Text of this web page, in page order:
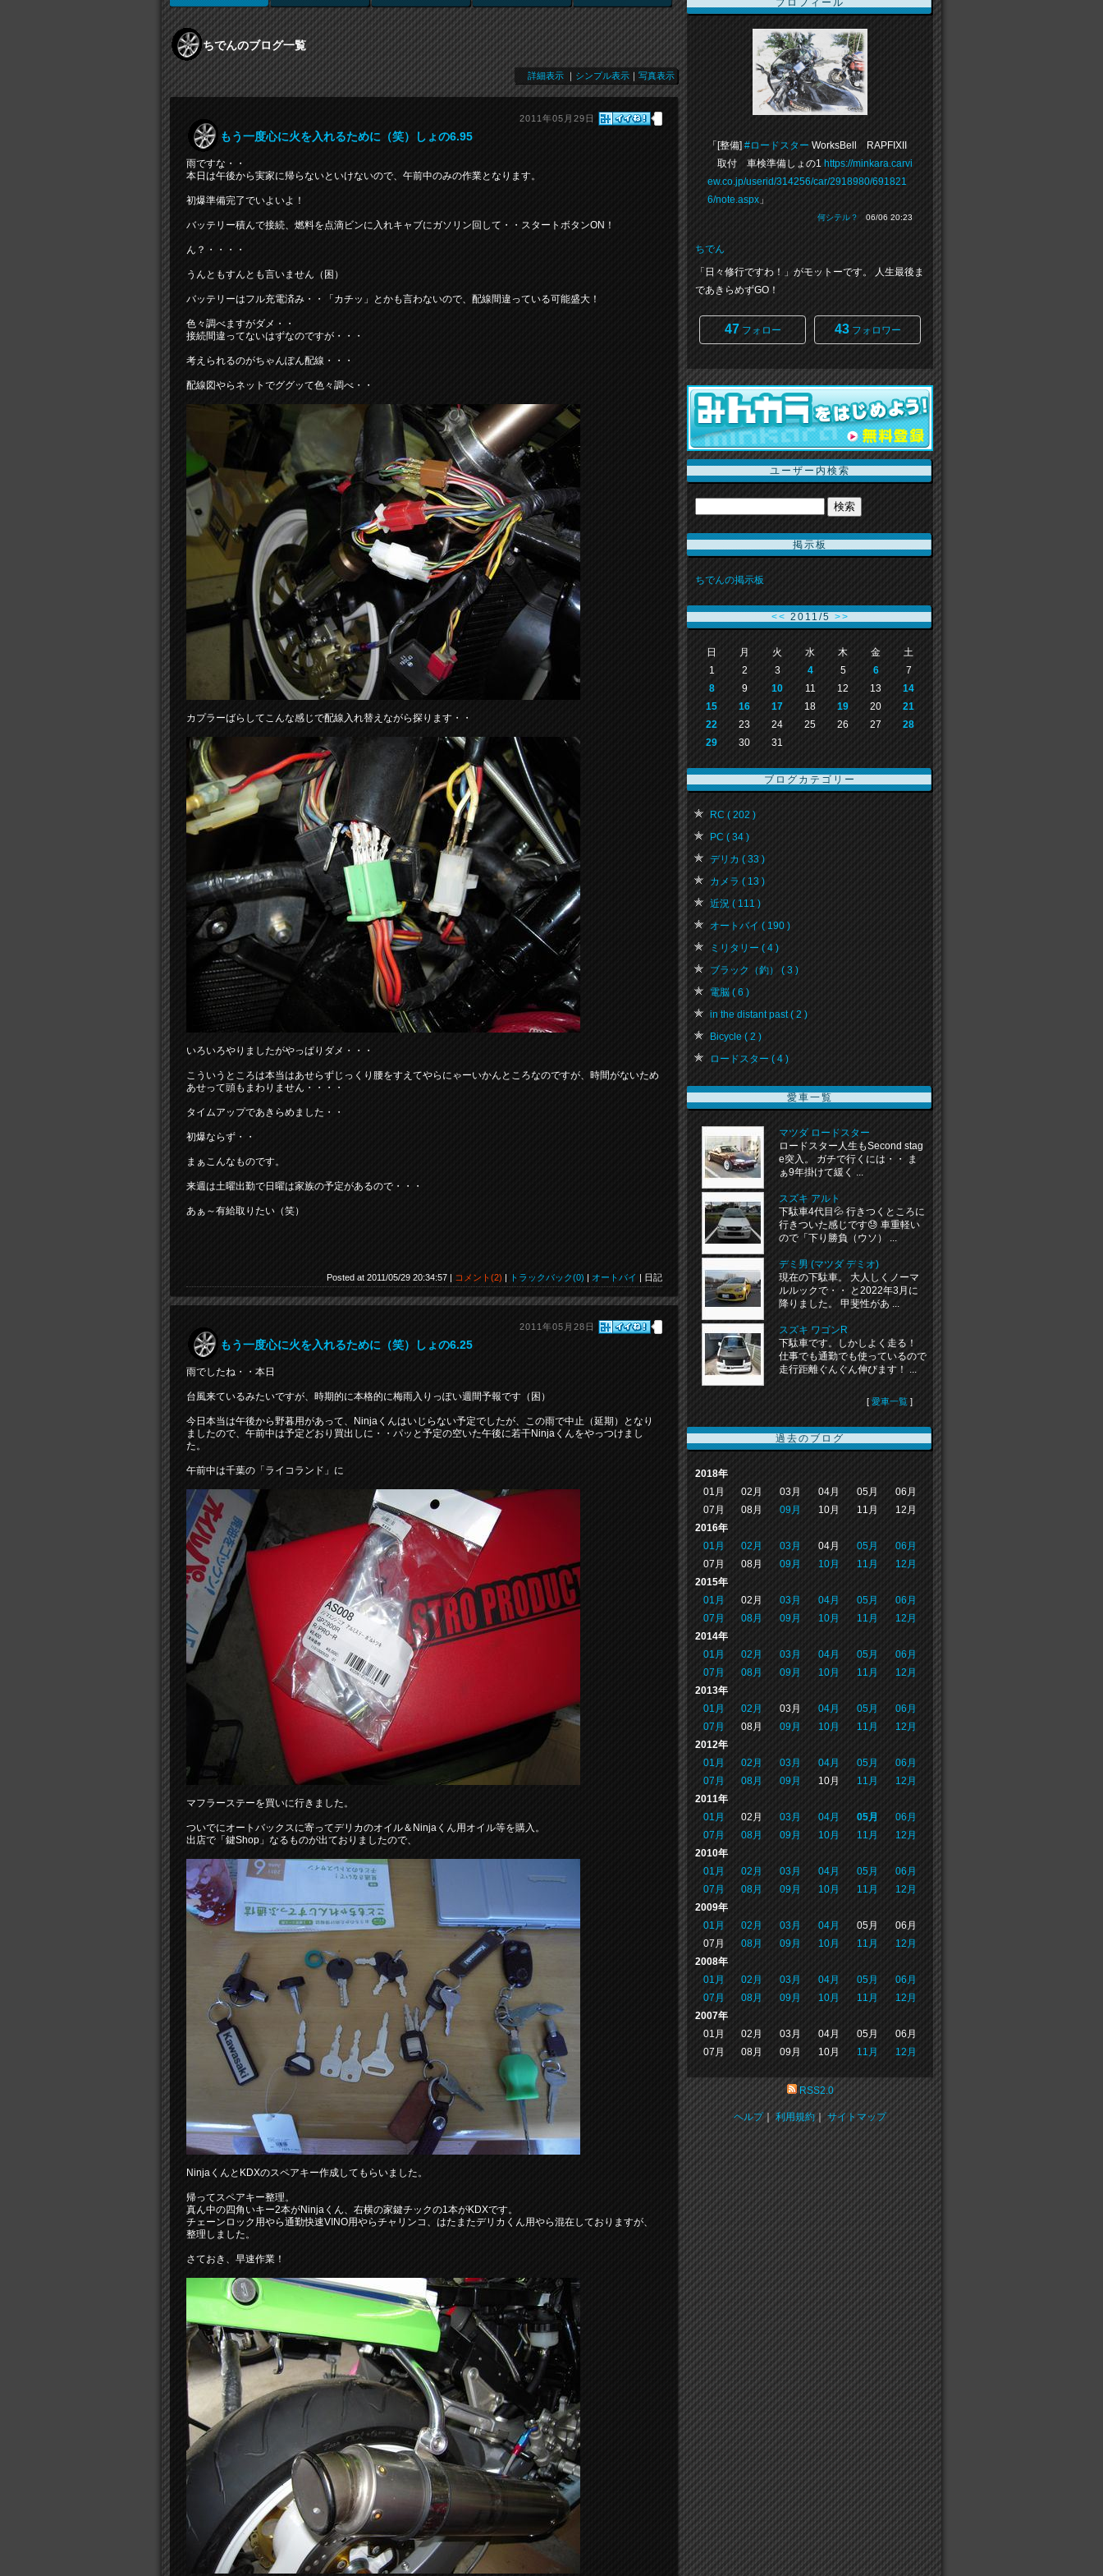
ちでんのブログ一覧
詳細表示 ｜ シンプル表示 ｜ 写真表示
2011年05月29日
もう一度心に火を入れるために（笑）しょの6.95
雨ですな・・
本日は午後から実家に帰らないといけないので、午前中のみの作業となります。
初爆準備完了でいよいよ！
バッテリー積んで接続、燃料を点滴ビンに入れキャブにガソリン回して・・スタートボタンON！
ん？・・・・
うんともすんとも言いません（困）
バッテリーはフル充電済み・・「カチッ」とかも言わないので、配線間違っている可能盛大！
色々調べますがダメ・・
接続間違ってないはずなのですが・・・
考えられるのがちゃんぽん配線・・・
配線図やらネットでググッて色々調べ・・
カプラーばらしてこんな感じで配線入れ替えながら探ります・・
いろいろやりましたがやっぱりダメ・・・
こういうところは本当はあせらずじっくり腰をすえてやらにゃーいかんところなのですが、時間がないため
あせって頭もまわりません・・・・
タイムアップであきらめました・・
初爆ならず・・
まぁこんなものです。
来週は土曜出勤で日曜は家族の予定があるので・・・
あぁ～有給取りたい（笑）
Posted at 2011/05/29 20:34:57 | コメント(2) | トラックバック(0) | オートバイ | 日記
2011年05月28日
もう一度心に火を入れるために（笑）しょの6.25
雨でしたね・・本日
台風来ているみたいですが、時期的に本格的に梅雨入りっぽい週間予報です（困）
今日本当は午後から野暮用があって、Ninjaくんはいじらない予定でしたが、この雨で中止（延期）となり
ましたので、午前中は予定どおり買出しに・・パッと予定の空いた午後に若干Ninjaくんをやっつけまし
た。
午前中は千葉の「ライコランド」に
マフラーステーを買いに行きました。
ついでにオートバックスに寄ってデリカのオイル＆Ninjaくん用オイル等を購入。
出店で「鍵Shop」なるものが出ておりましたので、
NinjaくんとKDXのスペアキー作成してもらいました。
帰ってスペアキー整理。
真ん中の四角いキー2本がNinjaくん、右横の家鍵チックの1本がKDXです。
チェーンロック用やら通勤快速VINO用やらチャリンコ、はたまたデリカくん用やら混在しておりますが、
整理しました。
さておき、早速作業！
プロフィール
「[整備] #ロードスター WorksBell RAPFIXII
取付 車検準備しょの1 https://minkara.carvi
ew.co.jp/userid/314256/car/2918980/691821
6/note.aspx 」
何シテル？ 06/06 20:23
ちでん
「日々修行ですわ！」がモットーです。 人生最後ま
であきらめずGO！
47 フォロー 43フォロワー
ユーザー内検索
掲示板
ちでんの掲示板
<< 2011/5 >>
日 月 火 水 木 金
土
1
2 3 4 5 6
7
8
9 10 11 12 13
14
15
16 17 18 19 20
21
22
23 24 25 26 27
28
29
30 31
ブログカテゴリー
RC ( 202 )
PC ( 34 )
デリカ ( 33 )
カメラ ( 13 )
近況 ( 111 )
オートバイ ( 190 )
ミリタリー ( 4 )
ブラック（釣） ( 3 )
電脳 ( 6 )
in the distant past ( 2 )
Bicycle ( 2 )
ロードスター ( 4 )
愛車一覧
マツダ ロードスター
ロードスター人生もSecond stag
e突入。 ガチで行くには・・ ま
ぁ9年掛けて緩く ...
スズキ アルト
下駄車4代目💦 行きつくところに
行きついた感じです😓 車重軽い
ので「下り勝負（ウソ） ...
デミ男 (マツダ デミオ)
現在の下駄車。 大人しくノーマ
ルルックで・・ と2022年3月に
降りました。 甲斐性があ ...
スズキ ワゴンR
下駄車です。しかしよく走る！
仕事でも通勤でも使っているので
走行距離ぐんぐん伸びます！ ...
[ 愛車一覧 ]
過去のブログ
2018年
01月
02月 03月 04月 05月
06月
07月
08月 09月 10月 11月
12月
2016年
01月
02月 03月 04月 05月
06月
07月
08月 09月 10月 11月
12月
2015年
01月
02月 03月 04月 05月
06月
07月
08月 09月 10月 11月
12月
2014年
01月
02月 03月 04月 05月
06月
07月
08月 09月 10月 11月
12月
2013年
01月
02月 03月 04月 05月
06月
07月
08月 09月 10月 11月
12月
2012年
01月
02月 03月 04月 05月
06月
07月
08月 09月 10月 11月
12月
2011年
01月
02月 03月 04月 05月
06月
07月
08月 09月 10月 11月
12月
2010年
01月
02月 03月 04月 05月
06月
07月
08月 09月 10月 11月
12月
2009年
01月
02月 03月 04月 05月
06月
07月
08月 09月 10月 11月
12月
2008年
01月
02月 03月 04月 05月
06月
07月
08月 09月 10月 11月
12月
2007年
01月
02月 03月 04月 05月
06月
07月
08月 09月 10月 11月 12月
RSS2.0
ヘルプ｜利用規約｜ サイトマップ